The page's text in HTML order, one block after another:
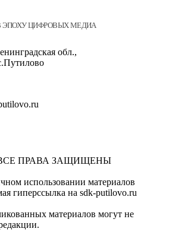
ЭПОХУ ЦИФРОВЫХ МЕДИА
обл.,
ВСЕ ПРАВА ЗАЩИЩЕНЫ
использовании материалов
гиперссылка на sdk-putilovo.ru
материалов могут не